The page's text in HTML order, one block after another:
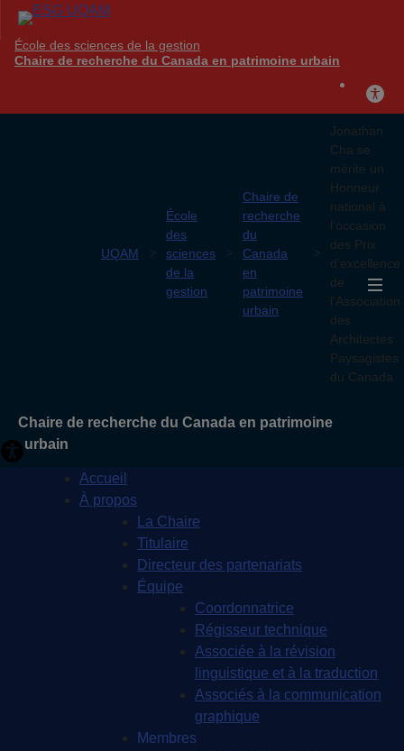
École des sciences de la gestion
Chaire de recherche du Canada en patrimoine urbain
UQAM
École
des
sciences
de la
gestion
Chaire de
recherche
du
Canada
en
patrimoine
urbain
Jonathan
Cha se
mérite un
Honneur
national à
l’occasion
des Prix
d’excellence
de
l’Association
des
Architectes
Paysagistes
du Canada
Chaire de recherche du Canada en patrimoine
urbain
Accueil
À propos
La Chaire
Titulaire
Directeur des partenariats
Équipe
Coordonnatrice
Régisseur technique
Associée à la révision
linguistique et à la traduction
Associés à la communication
graphique
Membres